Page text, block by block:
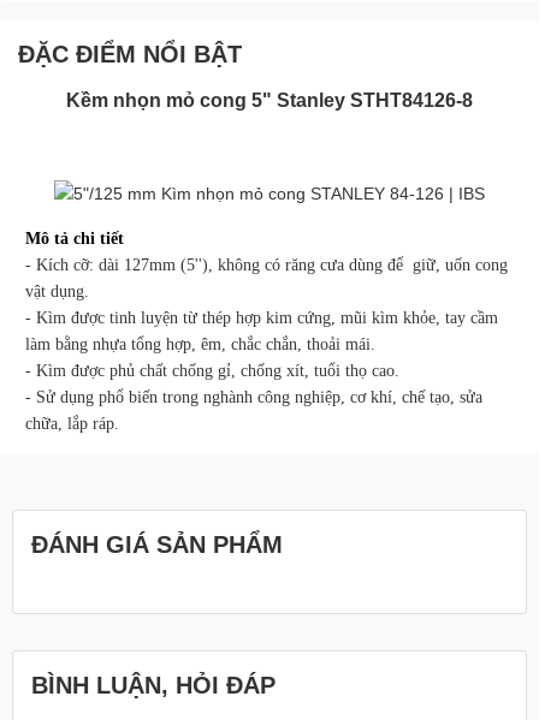
ĐẶC ĐIỂM NỔI BẬT
Kềm nhọn mỏ cong 5" Stanley STHT84126-8
Mô tả chi tiết
- Kích cỡ: dài 127mm (5''), không có răng cưa dùng để giữ, uốn cong
vật dụng.
- Kìm được tinh luyện từ thép hợp kim cứng, mũi kìm khỏe, tay cầm
làm bằng nhựa tổng hợp, êm, chắc chắn, thoải mái.
- Kìm được phủ chất chống gỉ, chống xít, tuổi thọ cao.
- Sử dụng phổ biến trong nghành công nghiệp, cơ khí, chế tạo, sửa
chữa, lắp ráp.
ĐÁNH GIÁ SẢN PHẨM
BÌNH LUẬN, HỎI ĐÁP